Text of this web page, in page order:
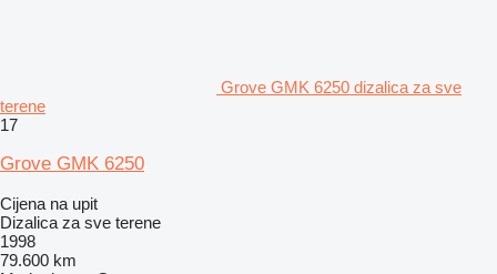
Grove GMK 6250 dizalica za sve
terene
17
Grove GMK 6250
Cijena na upit
Dizalica za sve terene
1998
79.600 km